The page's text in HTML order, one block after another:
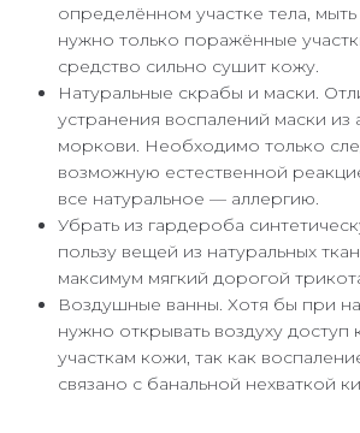
определённом участке тела,
нужно только поражённые
средство сильно сушит кожу.
Натуральные скрабы и маски.
устранения воспалений маски из
моркови. Необходимо только
возможную естественной
все натуральное — аллергию.
Убрать из гардероба
пользу вещей из натуральных
максимум мягкий дорогой
Воздушные ванны. Хотя бы при
нужно открывать воздуху
участкам кожи, так как
связано с банальной нехваткой